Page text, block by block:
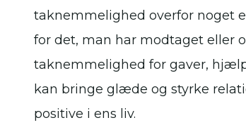
taknemmelighed overfor noget
for det, man har modtaget eller
taknemmelighed for gaver,
kan bringe glæde og styrke
positive i ens liv.